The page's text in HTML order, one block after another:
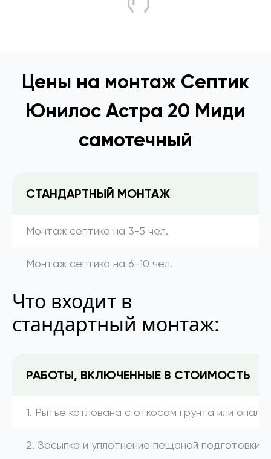
Цены на монтаж Септик
Юнилос Астра 20 Миди
самотечный
СТАНДАРТНЫЙ МОНТАЖ
Монтаж септика на 3-5 чел.
Монтаж септика на 6-10 чел.
Что входит в
стандартный монтаж:
РАБОТЫ, ВКЛЮЧЕННЫЕ В СТОИМОСТЬ
1. Рытье котлована с откосом грунта или
2. Засыпка и уплотнение пещаной подготовки